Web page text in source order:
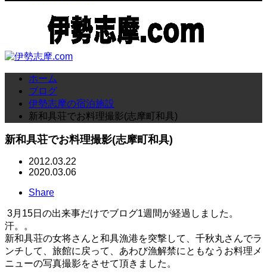
ホーム
ブログ
伊勢志摩の宿泊施設
新和具荘でお料理撮影(志摩町和具)
新和具荘でお料理撮影(志摩町和具)
2012.03.22
2020.03.06
Share
3月15日の出来事だけでブログ1週間が経過しました。
汗。。
新和具荘の女将さんと和具漁港を突撃して、千秋丸さんでラ
ンチして、旅館に戻って、あわび漁解禁にともなうお料理メ
ニューの写真撮影をさせて頂きました。